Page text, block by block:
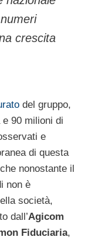
crescita
del gruppo,
90 milioni di
e
di questa
nonostante il
non è
società,
dall’Agicom
Fiduciaria,